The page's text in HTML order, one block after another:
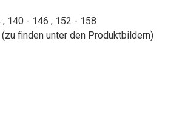
140 - 146 , 152 - 158
finden unter den Produktbildern)